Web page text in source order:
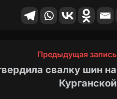
Предыдущая запись
свалку шин на
Курганской